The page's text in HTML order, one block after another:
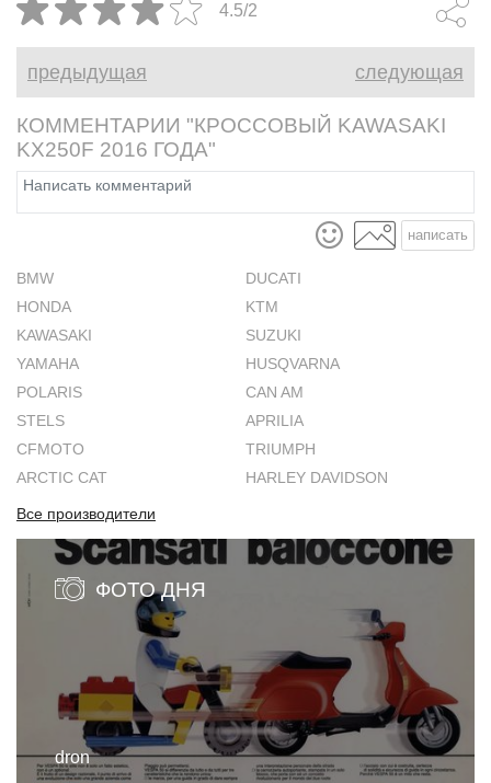
4.5/2
предыдущая следующая
КОММЕНТАРИИ "КРОССОВЫЙ KAWASAKI
KX250F 2016 ГОДА"
написать
BMW
DUCATI
HONDA
KTM
KAWASAKI
SUZUKI
YAMAHA
HUSQVARNA
POLARIS
CAN AM
STELS
APRILIA
CFMOTO
TRIUMPH
ARCTIC CAT
HARLEY DAVIDSON
Все производители
ФОТО ДНЯ
dron